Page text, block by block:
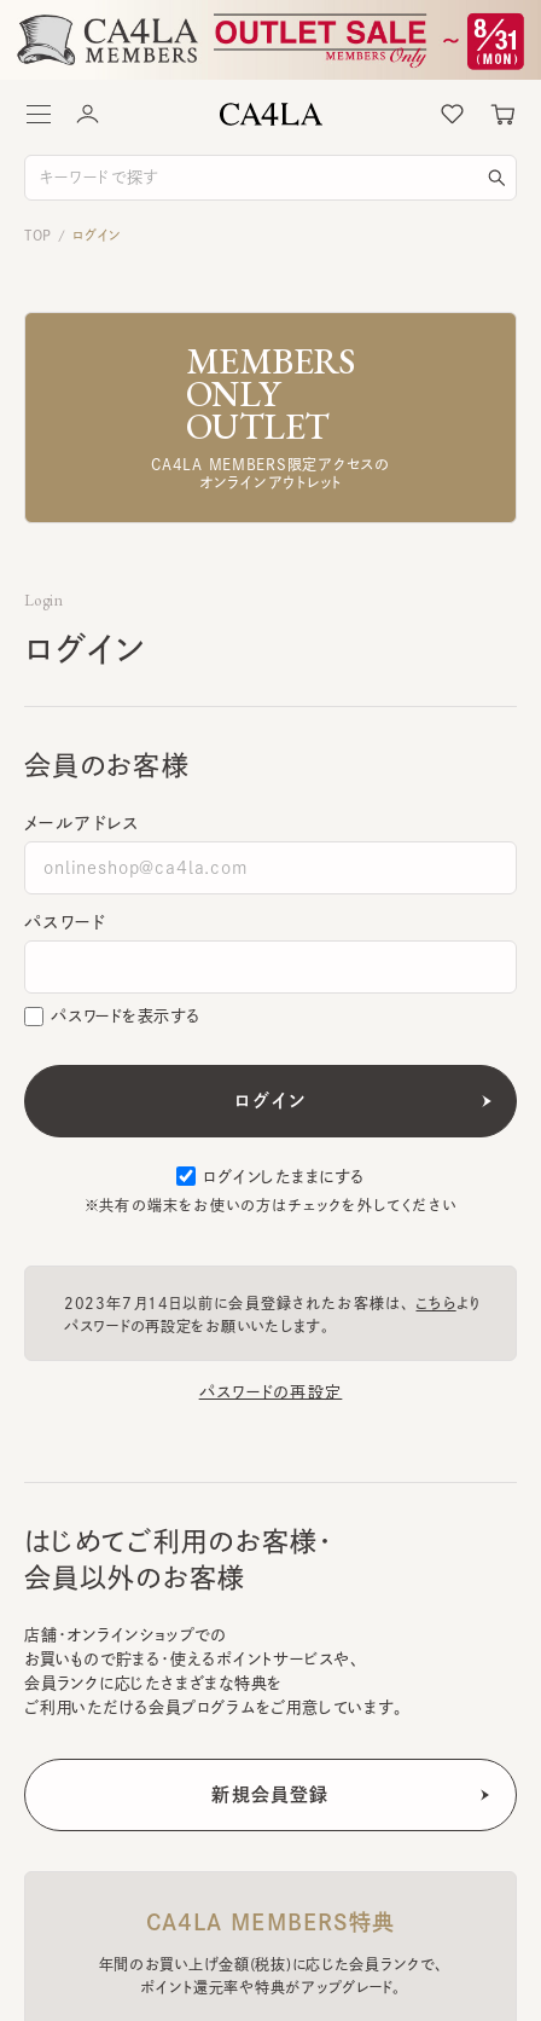
TOP / ログイン
MEMBERS
ONLY
OUTLET
CA4LA MEMBERS限定アクセスの
オンラインアウトレット
Login
ログイン
会員のお客様
メールアドレス
パスワード
パスワードを表示する
ログインしたままにする
※共有の端末をお使いの方はチェックを外してください
2023年7月14日以前に会員登録されたお客様は、 こちらより
パスワードの再設定をお願いいたします。
パスワードの再設定
はじめてご利用のお客様・
会員以外のお客様
店舗・オンラインショップでの
お買いもので貯まる・使えるポイントサービスや、
会員ランクに応じたさまざまな特典を
ご利用いただける会員プログラムをご用意しています。
CA4LA MEMBERS特典
年間のお買い上げ金額(税抜)に応じた会員ランクで、
ポイント還元率や特典がアップグレード。